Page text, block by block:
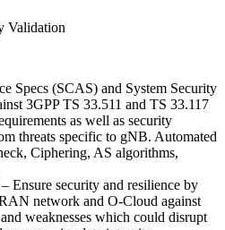
Specs (SCAS) and System Security
3GPP TS 33.511 and TS 33.117
as well as security
threats specific to gNB. Automated
Ciphering, AS algorithms,
Ensure security and resilience by
network and O-Cloud against
weaknesses which could disrupt